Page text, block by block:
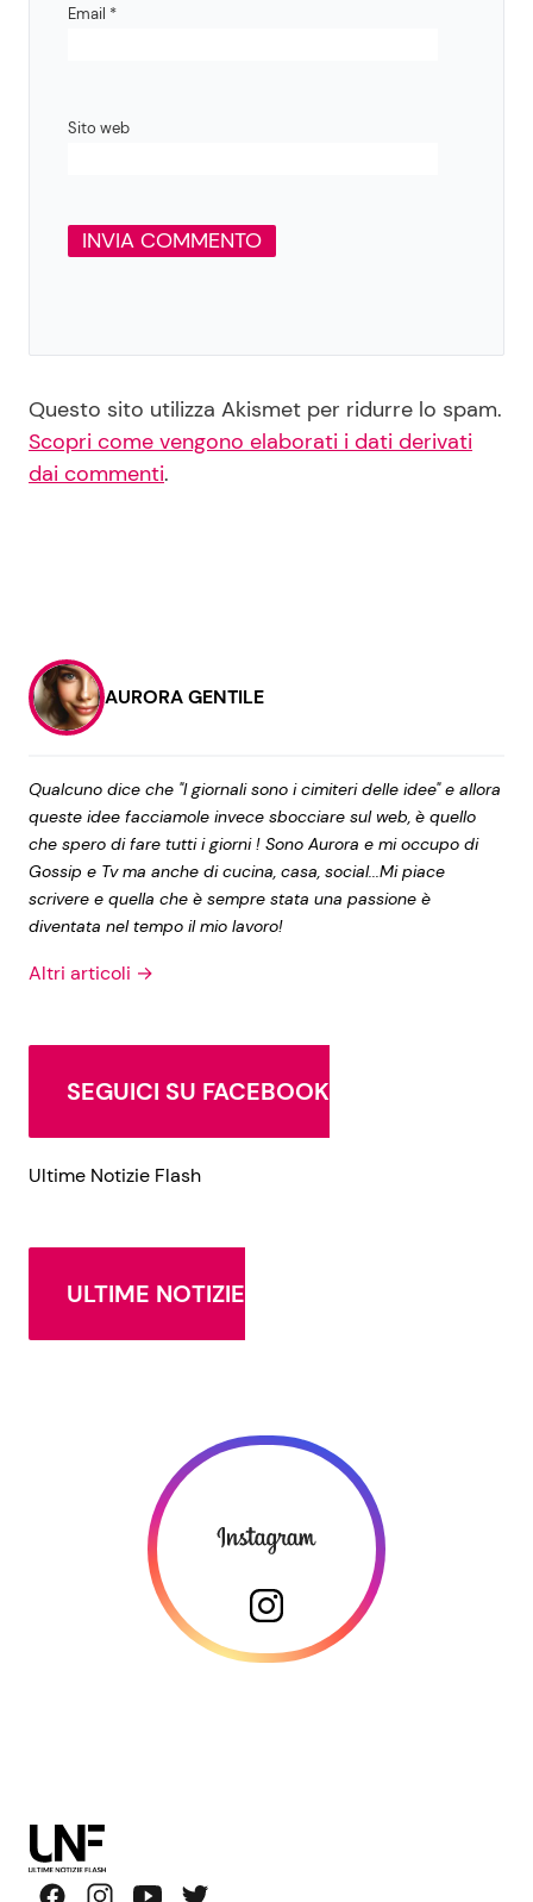
Email *
Sito web
Questo sito utilizza Akismet per ridurre lo spam.
Scopri come vengono elaborati i dati derivati
dai commenti.
AURORA GENTILE
Qualcuno dice che "I giornali sono i cimiteri delle idee" e allora
queste idee facciamole invece sbocciare sul web, è quello
che spero di fare tutti i giorni ! Sono Aurora e mi occupo di
Gossip e Tv ma anche di cucina, casa, social...Mi piace
scrivere e quella che è sempre stata una passione è
diventata nel tempo il mio lavoro!
Altri articoli →
SEGUICI SU FACEBOOK
Ultime Notizie Flash
ULTIME NOTIZIE